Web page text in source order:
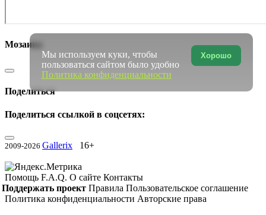
Мозаика
Поделиться
Поделиться ссылкой в соцсетях:
2009-2026 Gallerix 16+
Помощь F.A.Q. О сайте Контакты
Поддержать проект Правила Пользовательское соглашение
Политика конфиденциальности Авторские права
Хорошо
Мы используем куки, чтобы
пользоваться сайтом было удобно
Политика конфиденциальности